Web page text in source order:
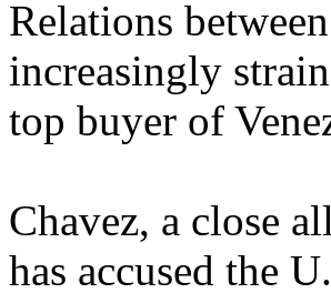
Relations
increasingly
top buyer of
Chavez, a close
has accused the